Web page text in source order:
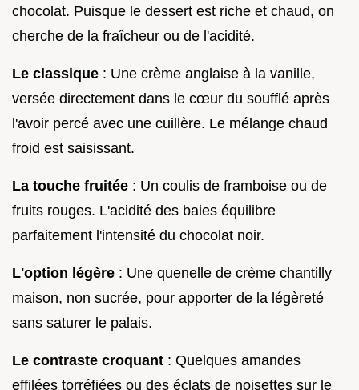
chocolat. Puisque le dessert est riche et chaud, on
cherche de la fraîcheur ou de l'acidité.
Le classique : Une crème anglaise à la vanille,
versée directement dans le cœur du soufflé après
l'avoir percé avec une cuillère. Le mélange chaud
froid est saisissant.
La touche fruitée : Un coulis de framboise ou de
fruits rouges. L'acidité des baies équilibre
parfaitement l'intensité du chocolat noir.
L'option légère : Une quenelle de crème chantilly
maison, non sucrée, pour apporter de la légèreté
sans saturer le palais.
Le contraste croquant : Quelques amandes
effilées torréfiées ou des éclats de noisettes sur le